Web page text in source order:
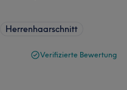
Herrenhaarschnitt
Verifizierte Bewertung